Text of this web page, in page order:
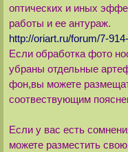
оптических и иных
работы и ее антураж.
http://oriart.ru/forum/7-
Если обработка фото
убраны отдельные
фон,вы можете
соотвествующим
Если у вас есть
можете разместить